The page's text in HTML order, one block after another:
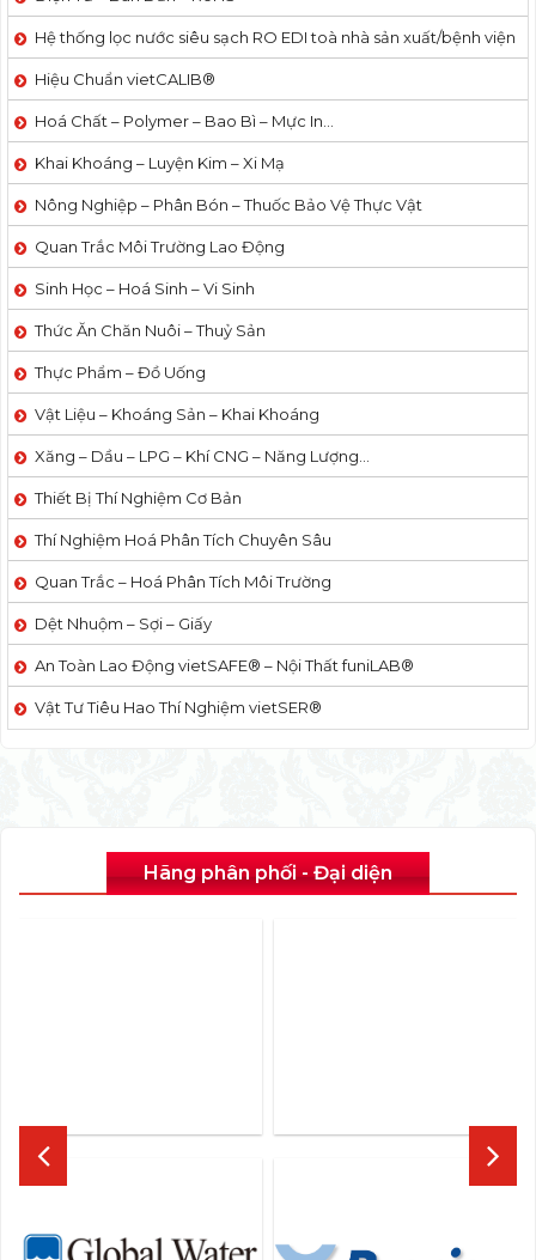
Hệ thống lọc nước siêu sạch RO EDI​​ toà nhà sản xuất/bệnh viện
Hiệu Chuẩn vietCALIB®
Hoá Chất – Polymer – Bao Bì – Mực In…
Khai Khoáng – Luyện Kim – Xi Mạ
Nông Nghiệp – Phân Bón – Thuốc Bảo Vệ Thực Vật
Quan Trắc Môi Trường Lao Động
Sinh Học – Hoá Sinh – Vi Sinh
Thức Ăn Chăn Nuôi – Thuỷ Sản
Thực Phẩm – Đồ Uống
Vật Liệu – Khoáng Sản – Khai Khoáng
Xăng – Dầu – LPG – Khí CNG – Năng Lượng…
Thiết Bị Thí Nghiệm Cơ Bản
Thí Nghiệm Hoá Phân Tích Chuyên Sâu
Quan Trắc – Hoá Phân Tích Môi Trường
Dệt Nhuộm – Sợi – Giấy
An Toàn Lao Động vietSAFE® – Nội Thất funiLAB®
Vật Tư Tiêu Hao Thí Nghiệm vietSER®
Hãng phân phối - Đại diện